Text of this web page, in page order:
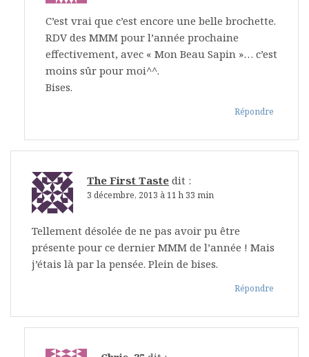
C’est vrai que c’est encore une belle brochette.
RDV des MMM pour l’année prochaine
effectivement, avec « Mon Beau Sapin »… c’est
moins sûr pour moi^^.
Bises.
Répondre
The First Taste dit :
3 décembre, 2013 à 11 h 33 min
Tellement désolée de ne pas avoir pu être
présente pour ce dernier MMM de l’année ! Mais
j’étais là par la pensée. Plein de bises.
Répondre